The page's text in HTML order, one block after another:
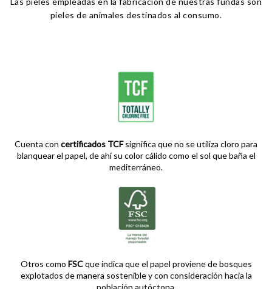
pieles de animales destinados al consumo.
Cuenta con certificados TCFsignifica que no se utiliza cloro para
blanquear el papel, de ahí su color cálido como el sol que baña el
mediterráneo.
Otros como FSCque indica que el papel proviene de bosques
explotados de manera sostenible y con consideración hacia la